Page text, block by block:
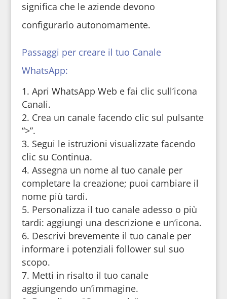
significa che le aziende devono
configurarlo autonomamente.
Passaggi per creare il tuo Canale
WhatsApp:
Apri WhatsApp Web e fai clic sull’icona
Canali.
Crea un canale facendo clic sul pulsante
“>”.
Segui le istruzioni visualizzate facendo
clic su Continua.
Assegna un nome al tuo canale per
completare la creazione; puoi cambiare il
nome più tardi.
Personalizza il tuo canale adesso o più
tardi: aggiungi una descrizione e un’icona.
Descrivi brevemente il tuo canale per
informare i potenziali follower sul suo
scopo.
Metti in risalto il tuo canale
aggiungendo un’immagine.